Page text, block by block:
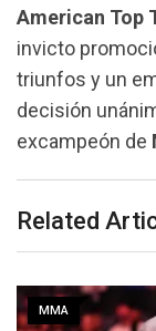
American Top
invicto
triunfos y un
decisión
excampeón de
Related
MMA